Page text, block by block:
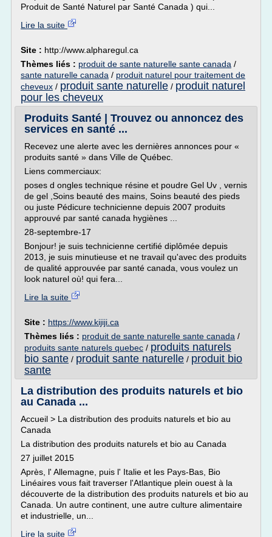
Produit de Santé Naturel par Santé Canada ) qui...
Lire la suite
Site : http://www.alpharegul.ca
Thèmes liés : produit de sante naturelle sante canada /
sante naturelle canada / produit naturel pour traitement de
cheveux / produit sante naturelle / produit naturel
pour les cheveux
Produits Santé | Trouvez ou annoncez des
services en santé ...
Recevez une alerte avec les dernières annonces pour «
produits santé » dans Ville de Québec.
Liens commerciaux:
poses d ongles technique résine et poudre Gel Uv , vernis
de gel ,Soins beauté des mains, Soins beauté des pieds
ou juste Pédicure technicienne depuis 2007 produits
approuvé par santé canada hygiènes ...
28-septembre-17
Bonjour! je suis technicienne certifié diplômée depuis
2013, je suis minutieuse et ne travail qu'avec des produits
de qualité approuvée par santé canada, vous voulez un
look naturel où! qui fera...
Lire la suite
Site : https://www.kijiji.ca
Thèmes liés : produit de sante naturelle sante canada /
produits sante naturels quebec / produits naturels
bio sante / produit sante naturelle / produit bio
sante
La distribution des produits naturels et bio
au Canada ...
Accueil > La distribution des produits naturels et bio au
Canada
La distribution des produits naturels et bio au Canada
27 juillet 2015
Après, l' Allemagne, puis l' Italie et les Pays-Bas, Bio
Linéaires vous fait traverser l'Atlantique plein ouest à la
découverte de la distribution des produits naturels et bio au
Canada. Un autre continent, une autre culture alimentaire
et industrielle, un...
Lire la suite